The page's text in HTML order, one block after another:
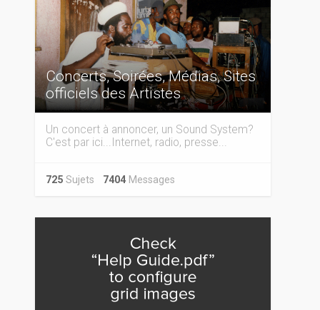
Concerts, Soirées, Médias, Sites
officiels des Artistes
Un concert à annoncer, un Sound System?
C'est par ici...Internet, radio, presse...
725Sujets 7404Messages